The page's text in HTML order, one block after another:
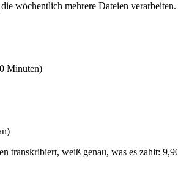
wöchentlich mehrere Dateien verarbeiten.
Minuten)
transkribiert, weiß genau, was es zahlt: